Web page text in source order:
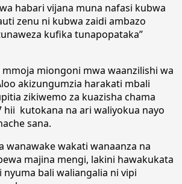
habari vijana muna nafasi kubwa
zenu ni kubwa zaidi ambazo
kufika tunapopataka’’
mmoja miongoni mwa waanzilishi wa
akizungumzia harakati mbali
zikiwemo za kuazisha chama
hii kutokana na ari waliyokua nayo
sana.
wanawake wakati wanaanza na
majina mengi, lakini hawakukata
bali waliangalia ni vipi